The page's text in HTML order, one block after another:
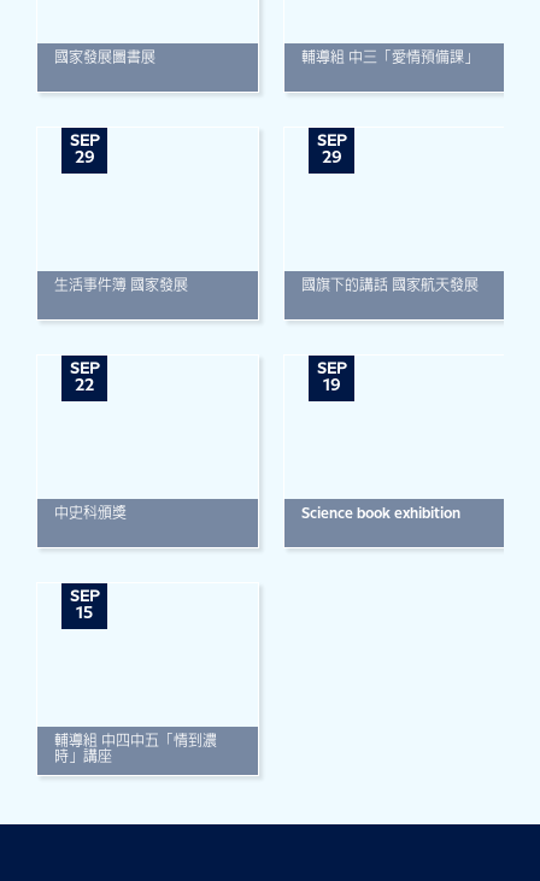
國家發展圖書展 輔導組 中三「愛情預備課」
SEP
29
生活事件簿 國家發展
SEP
29
國旗下的講話 國家航天發展
SEP
22
中史科頒獎
SEP
19
Science book exhibition
SEP
15
輔導組 中四中五「情到濃
時」講座